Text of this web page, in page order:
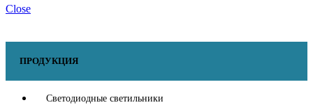
Close
ПРОДУКЦИЯ
Светодиодные светильники